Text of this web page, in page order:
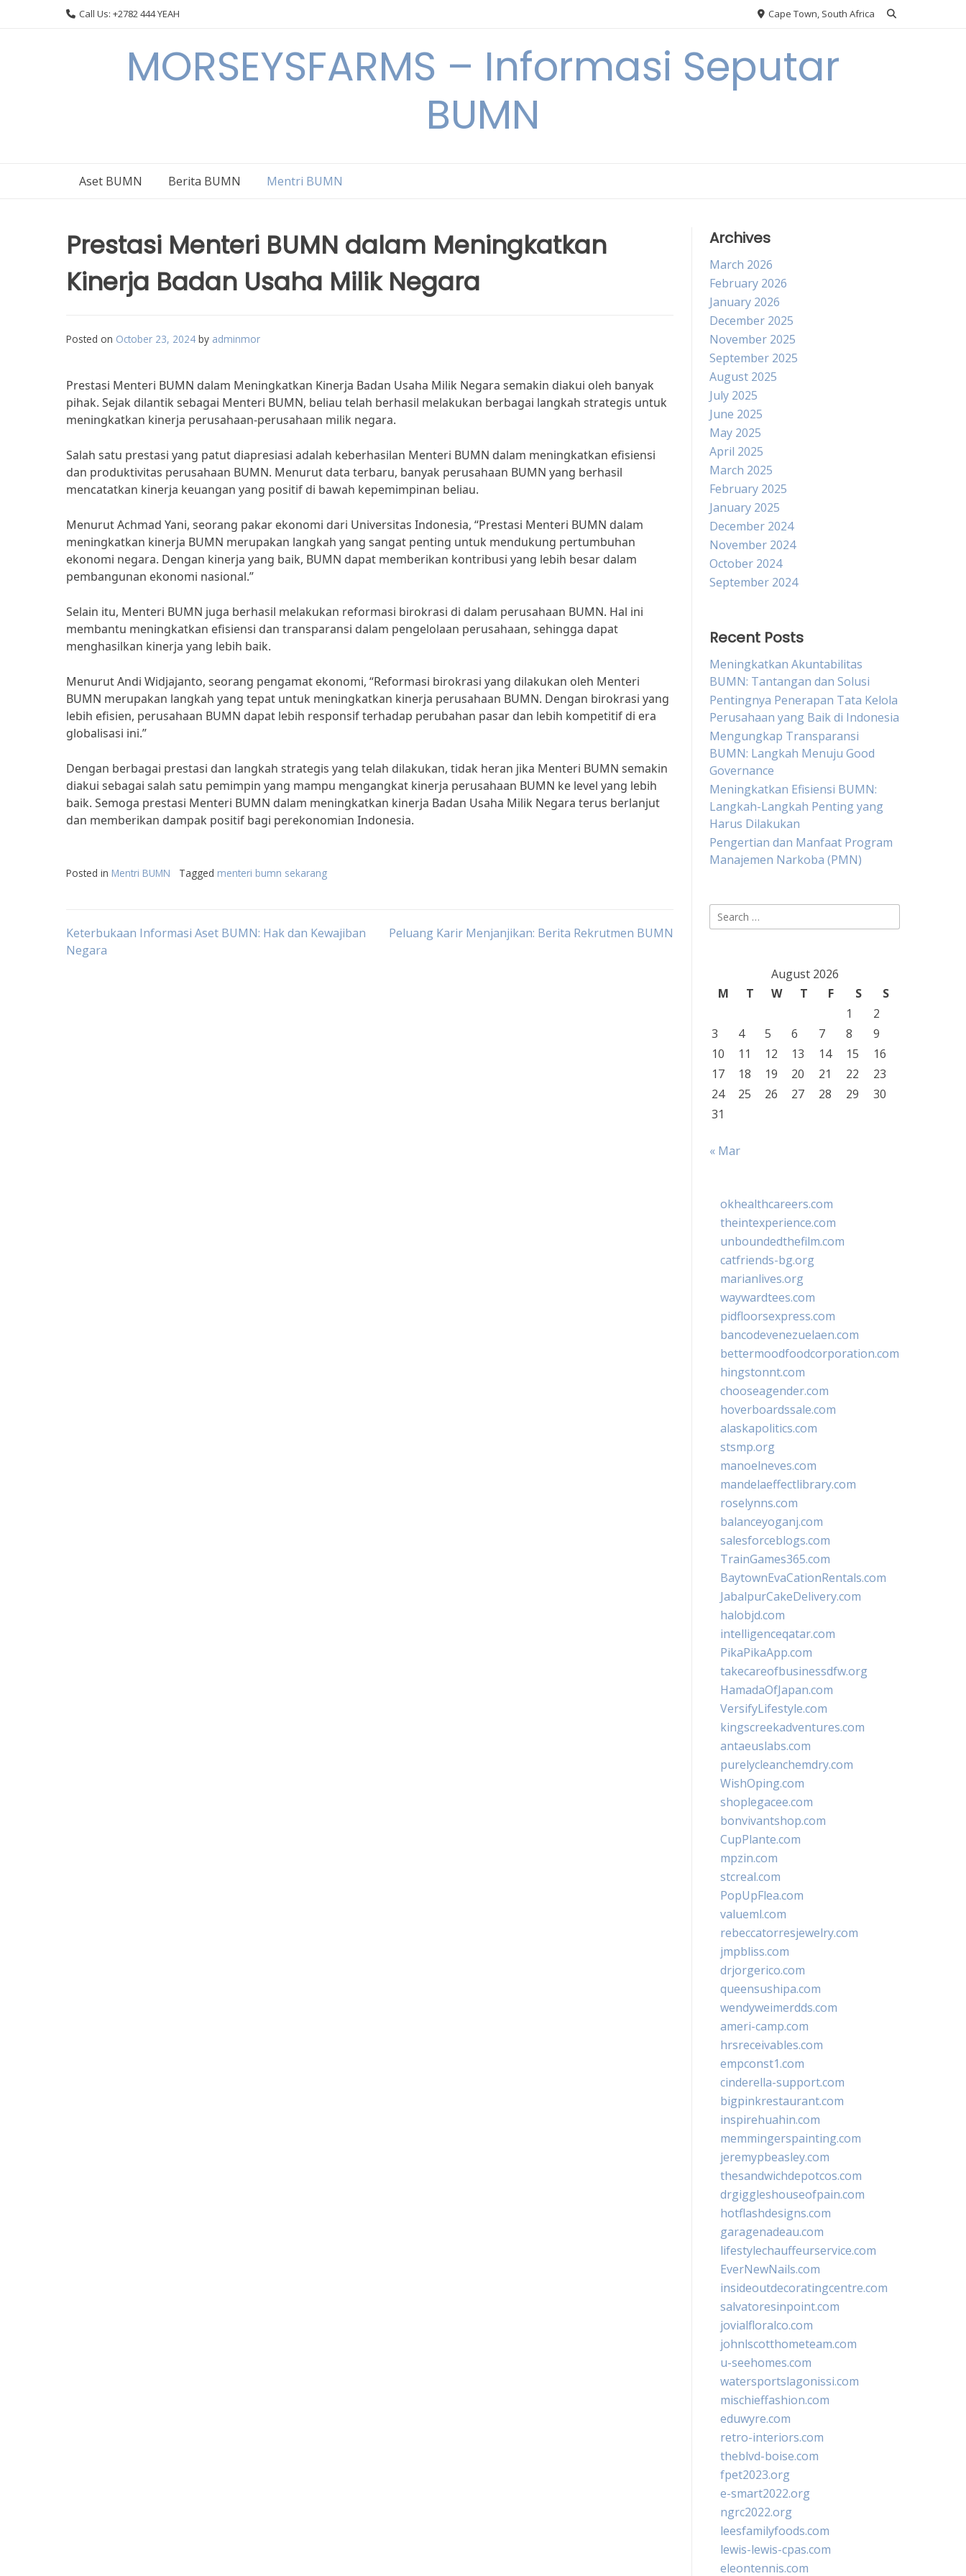
Call Us: +2782 444 YEAH Cape Town, South Africa
MORSEYSFARMS – Informasi Seputar
BUMN
Aset BUMN Berita BUMN Mentri BUMN
Prestasi Menteri BUMN dalam Meningkatkan
Kinerja Badan Usaha Milik Negara
Posted on October 23, 2024 by adminmor
Prestasi Menteri BUMN dalam Meningkatkan Kinerja Badan Usaha Milik Negara semakin diakui oleh banyak
pihak. Sejak dilantik sebagai Menteri BUMN, beliau telah berhasil melakukan berbagai langkah strategis untuk
meningkatkan kinerja perusahaan-perusahaan milik negara.
Salah satu prestasi yang patut diapresiasi adalah keberhasilan Menteri BUMN dalam meningkatkan efisiensi
dan produktivitas perusahaan BUMN. Menurut data terbaru, banyak perusahaan BUMN yang berhasil
mencatatkan kinerja keuangan yang positif di bawah kepemimpinan beliau.
Menurut Achmad Yani, seorang pakar ekonomi dari Universitas Indonesia, “Prestasi Menteri BUMN dalam
meningkatkan kinerja BUMN merupakan langkah yang sangat penting untuk mendukung pertumbuhan
ekonomi negara. Dengan kinerja yang baik, BUMN dapat memberikan kontribusi yang lebih besar dalam
pembangunan ekonomi nasional.”
Selain itu, Menteri BUMN juga berhasil melakukan reformasi birokrasi di dalam perusahaan BUMN. Hal ini
membantu meningkatkan efisiensi dan transparansi dalam pengelolaan perusahaan, sehingga dapat
menghasilkan kinerja yang lebih baik.
Menurut Andi Widjajanto, seorang pengamat ekonomi, “Reformasi birokrasi yang dilakukan oleh Menteri
BUMN merupakan langkah yang tepat untuk meningkatkan kinerja perusahaan BUMN. Dengan birokrasi yang
lebih efisien, perusahaan BUMN dapat lebih responsif terhadap perubahan pasar dan lebih kompetitif di era
globalisasi ini.”
Dengan berbagai prestasi dan langkah strategis yang telah dilakukan, tidak heran jika Menteri BUMN semakin
diakui sebagai salah satu pemimpin yang mampu mengangkat kinerja perusahaan BUMN ke level yang lebih
baik. Semoga prestasi Menteri BUMN dalam meningkatkan kinerja Badan Usaha Milik Negara terus berlanjut
dan memberikan dampak positif bagi perekonomian Indonesia.
Posted in Mentri BUMN Tagged menteri bumn sekarang
Post
Keterbukaan Informasi Aset BUMN: Hak dan Kewajiban
Negara
Peluang Karir Menjanjikan: Berita Rekrutmen BUMN
Archives
March 2026
February 2026
January 2026
December 2025
November 2025
September 2025
August 2025
July 2025
June 2025
May 2025
April 2025
March 2025
February 2025
January 2025
December 2024
November 2024
October 2024
September 2024
Recent Posts
Meningkatkan Akuntabilitas
BUMN: Tantangan dan Solusi
Pentingnya Penerapan Tata Kelola
Perusahaan yang Baik di Indonesia
Mengungkap Transparansi
BUMN: Langkah Menuju Good
Governance
Meningkatkan Efisiensi BUMN:
Langkah-Langkah Penting yang
Harus Dilakukan
Pengertian dan Manfaat Program
Manajemen Narkoba (PMN)
Search
for:
August 2026
M
T W T F S
S
1
2
3
4 5 6 7 8
9
10
11 12 13 14 15
16
17
18 19 20 21 22
23
24
25 26 27 28 29
30
31
« Mar
okhealthcareers.com
theintexperience.com
unboundedthefilm.com
catfriends-bg.org
marianlives.org
waywardtees.com
pidfloorsexpress.com
bancodevenezuelaen.com
bettermoodfoodcorporation.com
hingstonnt.com
chooseagender.com
hoverboardssale.com
alaskapolitics.com
stsmp.org
manoelneves.com
mandelaeffectlibrary.com
roselynns.com
balanceyoganj.com
salesforceblogs.com
TrainGames365.com
BaytownEvaCationRentals.com
JabalpurCakeDelivery.com
halobjd.com
intelligenceqatar.com
PikaPikaApp.com
takecareofbusinessdfw.org
HamadaOfJapan.com
VersifyLifestyle.com
kingscreekadventures.com
antaeuslabs.com
purelycleanchemdry.com
WishOping.com
shoplegacee.com
bonvivantshop.com
CupPlante.com
mpzin.com
stcreal.com
PopUpFlea.com
valueml.com
rebeccatorresjewelry.com
jmpbliss.com
drjorgerico.com
queensushipa.com
wendyweimerdds.com
ameri-camp.com
hrsreceivables.com
empconst1.com
cinderella-support.com
bigpinkrestaurant.com
inspirehuahin.com
memmingerspainting.com
jeremypbeasley.com
thesandwichdepotcos.com
drgiggleshouseofpain.com
hotflashdesigns.com
garagenadeau.com
lifestylechauffeurservice.com
EverNewNails.com
insideoutdecoratingcentre.com
salvatoresinpoint.com
jovialfloralco.com
johnlscotthometeam.com
u-seehomes.com
watersportslagonissi.com
mischieffashion.com
eduwyre.com
retro-interiors.com
theblvd-boise.com
fpet2023.org
e-smart2022.org
ngrc2022.org
leesfamilyfoods.com
lewis-lewis-cpas.com
eleontennis.com